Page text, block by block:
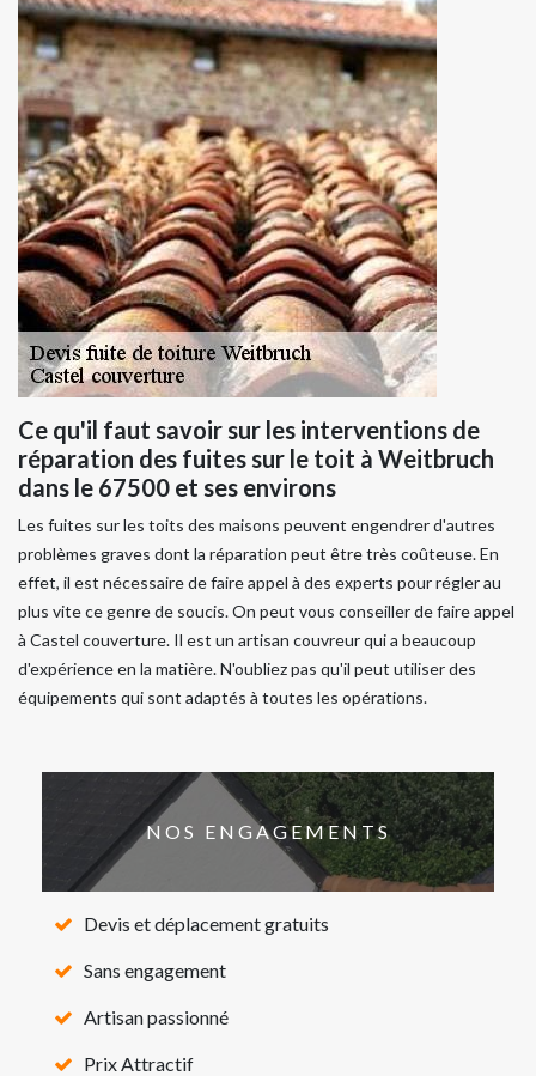
Ce qu'il faut savoir sur les interventions de
réparation des fuites sur le toit à Weitbruch
dans le 67500 et ses environs
Les fuites sur les toits des maisons peuvent engendrer d'autres
problèmes graves dont la réparation peut être très coûteuse. En
effet, il est nécessaire de faire appel à des experts pour régler au
plus vite ce genre de soucis. On peut vous conseiller de faire appel
à Castel couverture. Il est un artisan couvreur qui a beaucoup
d'expérience en la matière. N'oubliez pas qu'il peut utiliser des
équipements qui sont adaptés à toutes les opérations.
NOS ENGAGEMENTS
Devis et déplacement gratuits
Sans engagement
Artisan passionné
Prix Attractif